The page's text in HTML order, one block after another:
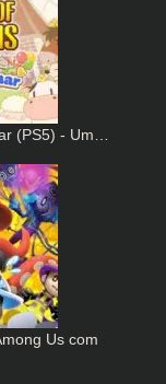
(PS5) - Um…
Us com